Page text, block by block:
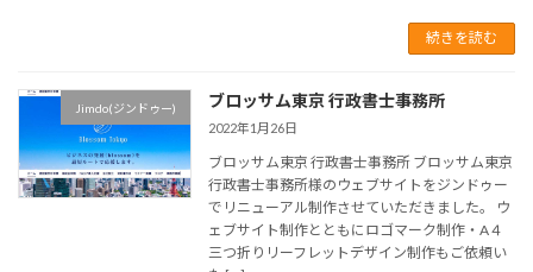
続きを読む
Jimdo(ジンドゥー) ブロッサム東京 行政書士事務所
2022年1月26日
ブロッサム東京 行政書士事務所 ブロッサム東京
行政書士事務所様のウェブサイトをジンドゥー
でリニューアル制作させていただきました。 ウ
ェブサイト制作とともにロゴマーク制作・A４
三つ折りリーフレットデザイン制作もご依頼い